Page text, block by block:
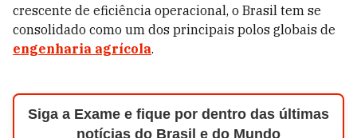
crescente de eficiência operacional, o Brasil tem se
consolidado como um dos principais polos globais de
engenharia agrícola.
Siga a Exame e fique por dentro das últimas
notícias do Brasil e do Mundo